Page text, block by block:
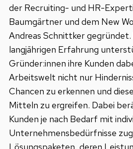
der Recruiting- und HR-
Baumgärtner und dem New
Andreas Schnittker
langjährigen Erfahrung
Gründer:innen ihre Kunden
Arbeitswelt nicht nur
Chancen zu erkennen und
Mitteln zu ergreifen. Dabei
Kunden je nach Bedarf mit
Unternehmensbedürfnisse
Lösungspaketen, deren